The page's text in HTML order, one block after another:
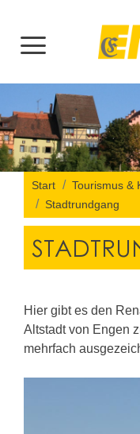
Start Tourismus &
Stadtrundgang
Hier gibt es den
Altstadt von Engen
mehrfach